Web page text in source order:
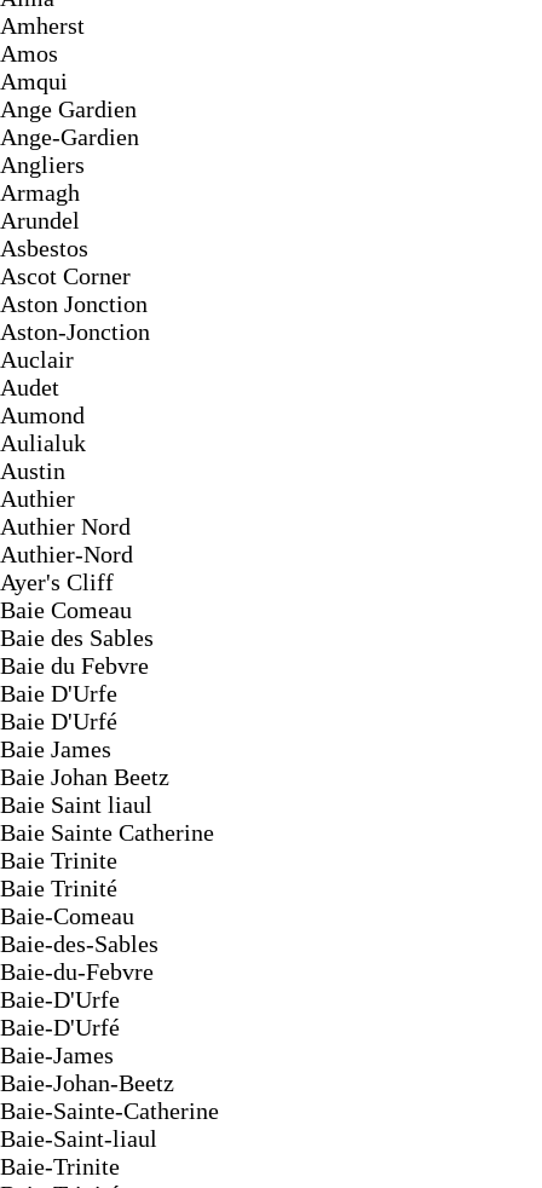
Amherst
Amos
Amqui
Ange Gardien
Ange-Gardien
Angliers
Armagh
Arundel
Asbestos
Ascot Corner
Aston Jonction
Aston-Jonction
Auclair
Audet
Aumond
Aulialuk
Austin
Authier
Authier Nord
Authier-Nord
Ayer's Cliff
Baie Comeau
Baie des Sables
Baie du Febvre
Baie D'Urfe
Baie D'Urfé
Baie James
Baie Johan Beetz
Baie Saint liaul
Baie Sainte Catherine
Baie Trinite
Baie Trinité
Baie-Comeau
Baie-des-Sables
Baie-du-Febvre
Baie-D'Urfe
Baie-D'Urfé
Baie-James
Baie-Johan-Beetz
Baie-Sainte-Catherine
Baie-Saint-liaul
Baie-Trinite